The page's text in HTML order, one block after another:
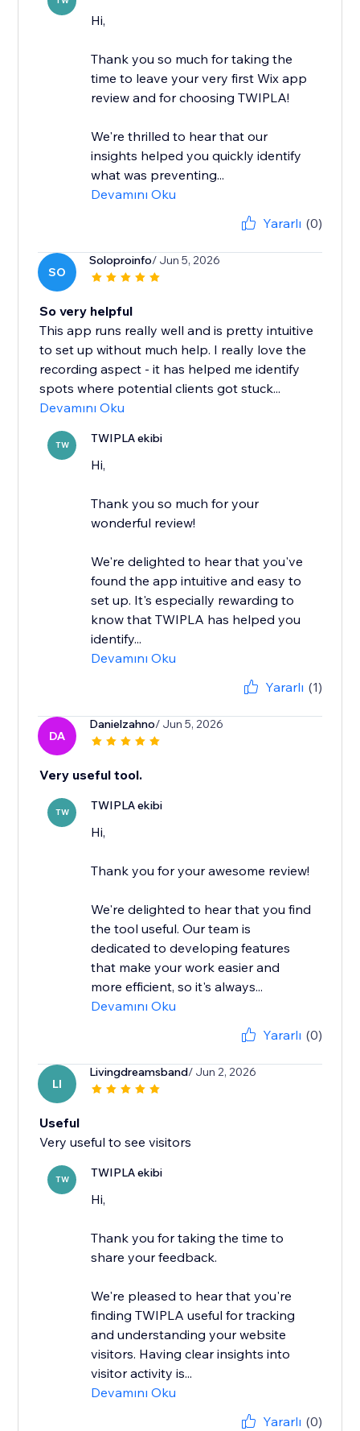
Hi,
Thank you so much for taking the
time to leave your very first Wix app
review and for choosing TWIPLA!
We're thrilled to hear that our
insights helped you quickly identify
what was preventing...
Devamını Oku
Yararlı (0)
SO
Soloproinfo/ Jun 5, 2026
So very helpful
This app runs really well and is pretty intuitive
to set up without much help. I really love the
recording aspect - it has helped me identify
spots where potential clients got stuck...
Devamını Oku
TW TWIPLA ekibi
Hi,
Thank you so much for your
wonderful review!
We're delighted to hear that you've
found the app intuitive and easy to
set up. It's especially rewarding to
know that TWIPLA has helped you
identify...
Devamını Oku
Yararlı (1)
DA
Danielzahno/ Jun 5, 2026
Very useful tool.
TW TWIPLA ekibi
Hi,
Thank you for your awesome review!
We're delighted to hear that you find
the tool useful. Our team is
dedicated to developing features
that make your work easier and
more efficient, so it's always...
Devamını Oku
Yararlı (0)
LI
Livingdreamsband/ Jun 2, 2026
Useful
Very useful to see visitors
TW TWIPLA ekibi
Hi,
Thank you for taking the time to
share your feedback.
We're pleased to hear that you're
finding TWIPLA useful for tracking
and understanding your website
visitors. Having clear insights into
visitor activity is...
Devamını Oku
Yararlı (0)